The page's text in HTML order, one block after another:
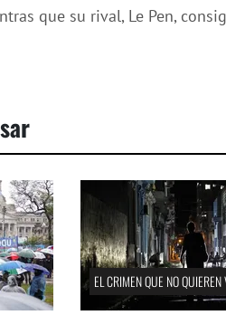
que su rival, Le Pen,
EL CRIMEN QUE NO QUIEREN